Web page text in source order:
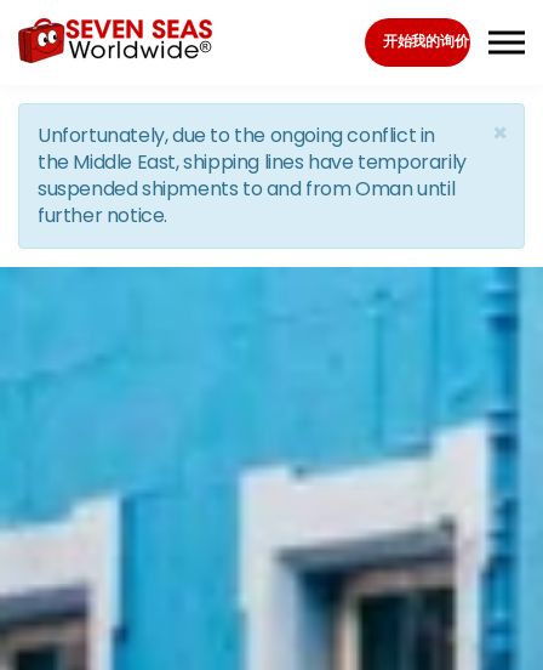
Skip to the content
开始我的询价
×
Unfortunately, due to the ongoing conflict in
the Middle East, shipping lines have temporarily
suspended shipments to and from Oman until
further notice.